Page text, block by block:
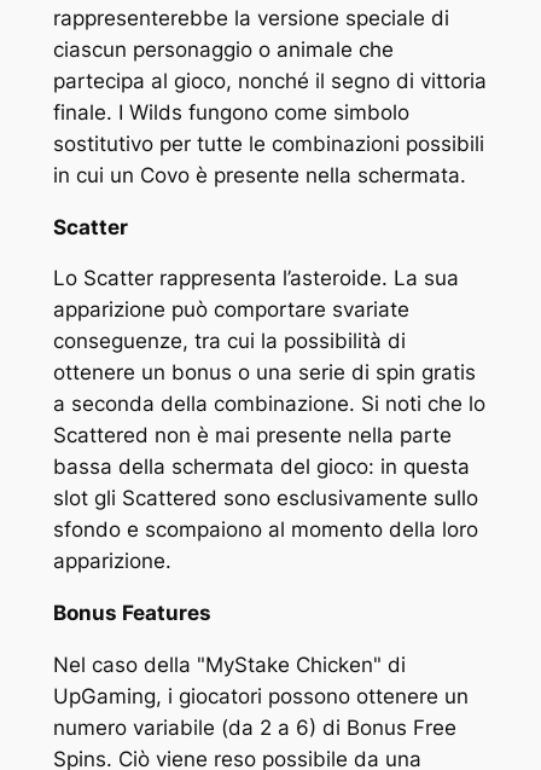
rappresenterebbe la versione speciale di
ciascun personaggio o animale che
partecipa al gioco, nonché il segno di vittoria
finale. I Wilds fungono come simbolo
sostitutivo per tutte le combinazioni possibili
in cui un Covo è presente nella schermata.
Scatter
Lo Scatter rappresenta l’asteroide. La sua
apparizione può comportare svariate
conseguenze, tra cui la possibilità di
ottenere un bonus o una serie di spin gratis
a seconda della combinazione. Si noti che lo
Scattered non è mai presente nella parte
bassa della schermata del gioco: in questa
slot gli Scattered sono esclusivamente sullo
sfondo e scompaiono al momento della loro
apparizione.
Bonus Features
Nel caso della "MyStake Chicken" di
UpGaming, i giocatori possono ottenere un
numero variabile (da 2 a 6) di Bonus Free
Spins. Ciò viene reso possibile da una